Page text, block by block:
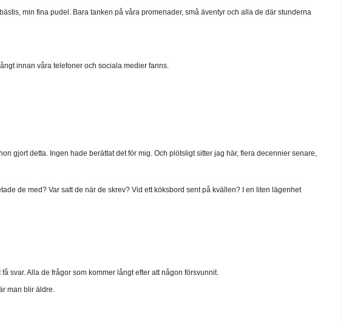
min fina pudel. Bara tanken på våra promenader, små äventyr och alla de där stunderna
innan våra telefoner och sociala medier fanns.
gjort detta. Ingen hade berättat det för mig. Och plötsligt sitter jag här, flera decennier senare,
de med? Var satt de när de skrev? Vid ett köksbord sent på kvällen? I en liten lägenhet
svar. Alla de frågor som kommer långt efter att någon försvunnit.
man blir äldre.